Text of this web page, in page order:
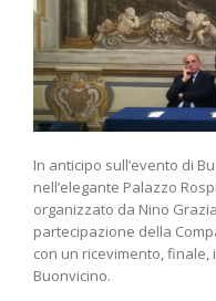
In anticipo sull’evento di
nell’elegante Palazzo
organizzato da Nino
partecipazione della
con un ricevimento, finale,
Buonvicino.